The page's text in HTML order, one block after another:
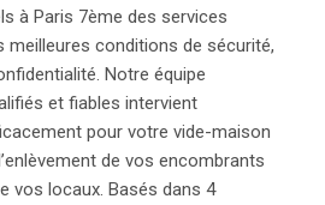
à Paris 7ème des services
meilleures conditions de sécurité,
Notre équipe
et fiables intervient
pour votre vide-maison
de vos encombrants
vos locaux. Basés dans 4